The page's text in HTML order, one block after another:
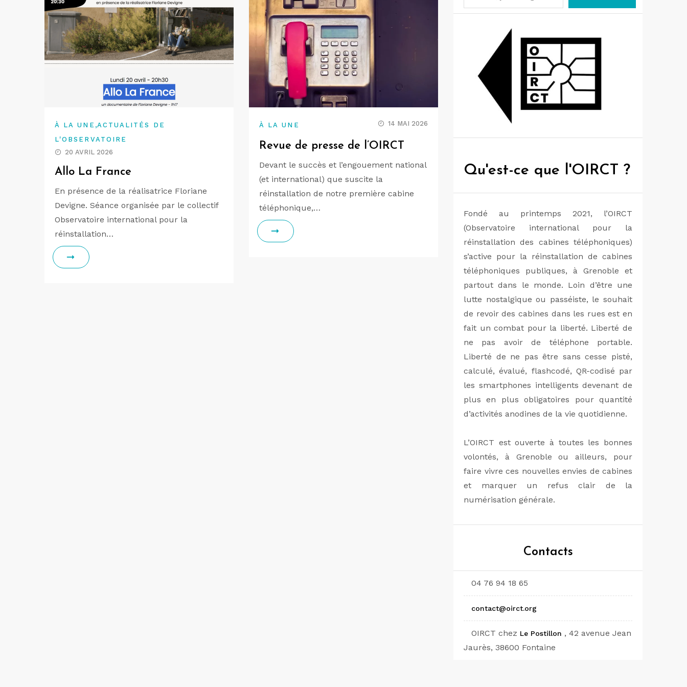
À LA UNE ,ACTUALITÉS DE
L'OBSERVATOIRE
20 AVRIL 2026
Allo La France
En présence de la réalisatrice Floriane
Devigne. Séance organisée par le collectif
Observatoire international pour la
réinstallation…
À LA UNE 14 MAI 2026
Revue de presse de l’OIRCT
Devant le succès et l’engouement national
(et international) que suscite la
réinstallation de notre première cabine
téléphonique,…
Qu'est-ce que l'OIRCT ?
Fondé au printemps 2021, l’OIRCT
(Observatoire international pour la
réinstallation des cabines téléphoniques)
s’active pour la réinstallation de cabines
téléphoniques publiques, à Grenoble et
partout dans le monde. Loin d’être une
lutte nostalgique ou passéiste, le souhait
de revoir des cabines dans les rues est en
fait un combat pour la liberté. Liberté de
ne pas avoir de téléphone portable.
Liberté de ne pas être sans cesse pisté,
calculé, évalué, flashcodé, QR-codisé par
les smartphones intelligents devenant de
plus en plus obligatoires pour quantité
d’activités anodines de la vie quotidienne.
L’OIRCT est ouverte à toutes les bonnes
volontés, à Grenoble ou ailleurs, pour
faire vivre ces nouvelles envies de cabines
et marquer un refus clair de la
numérisation générale.
Contacts
04 76 94 18 65
contact@oirct.org
OIRCT chez Le Postillon , 42 avenue Jean
Jaurès, 38600 Fontaine